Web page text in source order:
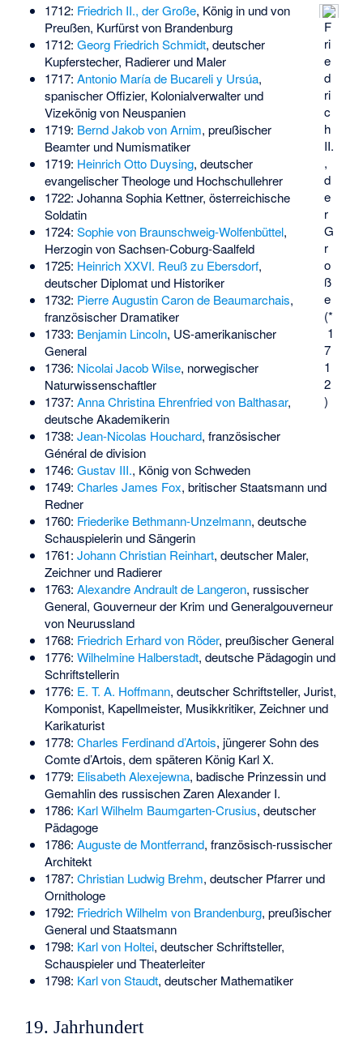
F
ri
e
d
ri
c
h
II.
,
d
e
r
G
r
o
ß
e
(*
1
7
1
2
)
1712: Friedrich II., der Große, König in und von
Preußen, Kurfürst von Brandenburg
1712: Georg Friedrich Schmidt, deutscher
Kupferstecher, Radierer und Maler
1717: Antonio María de Bucareli y Ursúa,
spanischer Offizier, Kolonialverwalter und
Vizekönig von Neuspanien
1719: Bernd Jakob von Arnim, preußischer
Beamter und Numismatiker
1719: Heinrich Otto Duysing, deutscher
evangelischer Theologe und Hochschullehrer
1722: Johanna Sophia Kettner, österreichische
Soldatin
1724: Sophie von Braunschweig-Wolfenbüttel,
Herzogin von Sachsen-Coburg-Saalfeld
1725: Heinrich XXVI. Reuß zu Ebersdorf,
deutscher Diplomat und Historiker
1732: Pierre Augustin Caron de Beaumarchais,
französischer Dramatiker
1733: Benjamin Lincoln, US-amerikanischer
General
1736: Nicolai Jacob Wilse, norwegischer
Naturwissenschaftler
1737: Anna Christina Ehrenfried von Balthasar,
deutsche Akademikerin
1738: Jean-Nicolas Houchard, französischer
Général de division
1746: Gustav III., König von Schweden
1749: Charles James Fox, britischer Staatsmann und
Redner
1760: Friederike Bethmann-Unzelmann, deutsche
Schauspielerin und Sängerin
1761: Johann Christian Reinhart, deutscher Maler,
Zeichner und Radierer
1763: Alexandre Andrault de Langeron, russischer
General, Gouverneur der Krim und Generalgouverneur
von Neurussland
1768: Friedrich Erhard von Röder, preußischer General
1776: Wilhelmine Halberstadt, deutsche Pädagogin und
Schriftstellerin
1776: E. T. A. Hoffmann, deutscher Schriftsteller, Jurist,
Komponist, Kapellmeister, Musikkritiker, Zeichner und
Karikaturist
1778: Charles Ferdinand d’Artois, jüngerer Sohn des
Comte d’Artois, dem späteren König Karl X.
1779: Elisabeth Alexejewna, badische Prinzessin und
Gemahlin des russischen Zaren Alexander I.
1786: Karl Wilhelm Baumgarten-Crusius, deutscher
Pädagoge
1786: Auguste de Montferrand, französisch-russischer
Architekt
1787: Christian Ludwig Brehm, deutscher Pfarrer und
Ornithologe
1792: Friedrich Wilhelm von Brandenburg, preußischer
General und Staatsmann
1798: Karl von Holtei, deutscher Schriftsteller,
Schauspieler und Theaterleiter
1798: Karl von Staudt, deutscher Mathematiker
19. Jahrhundert